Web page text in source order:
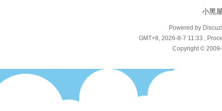
小黑
Powered by
GMT+8, 2026-8-7 11:33 ,
Copyright ©